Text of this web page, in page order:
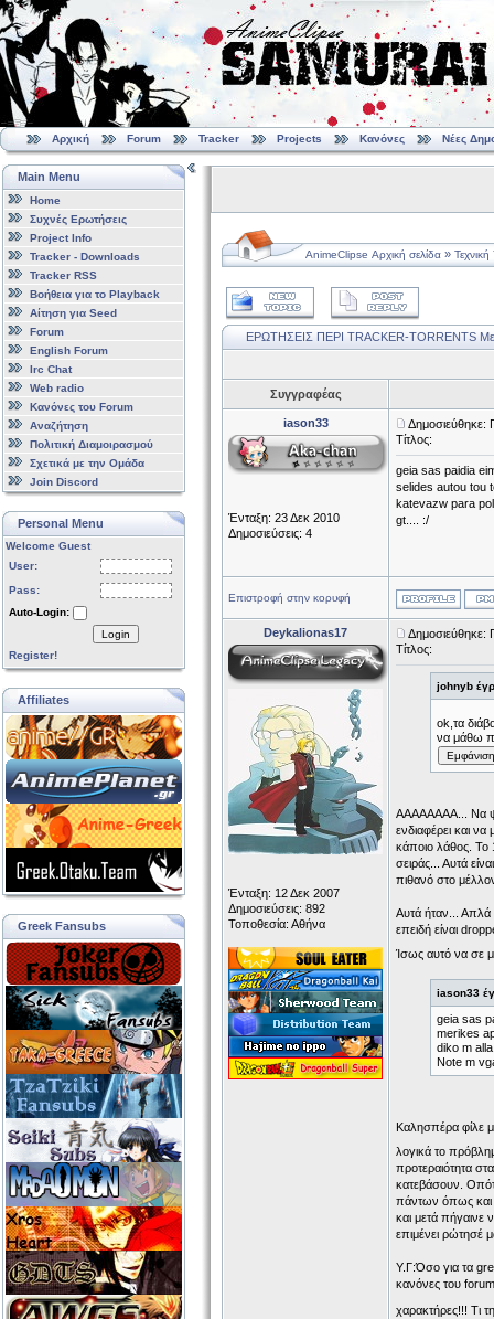
Αρχική Forum Tracker Projects Κανόνες Νέες
Main Menu
Home
Συχνές Ερωτήσεις
Project Info
Tracker - Downloads
Tracker RSS
Βοήθεια για το Playback
Αίτηση για Seed
Forum
English Forum
Irc Chat
Web radio
Κανόνες του Forum
Αναζήτηση
Πολιτική Διαμοιρασμού
Σχετικά με την Ομάδα
Join Discord
Personal Menu
Welcome Guest
User:
Pass:
Auto-Login:
Login
Register!
Affiliates
Greek Fansubs
AnimeClipse Αρχική σελίδα »
ΕΡΩΤΗΣΕΙΣ ΠΕΡΙ TRACKER-TORRENTS
Συγγραφέας
iason33
Ένταξη: 23 Δεκ 2010
Δημοσιεύσεις: 4
Δημοσιεύθηκε:
Τίτλος:
geia sas paidia
selides autou tou
katevazw para
gt.... :/
Επιστροφή στην κορυφή
Deykalionas17
Ένταξη: 12 Δεκ 2007
Δημοσιεύσεις: 892
Τοποθεσία: Αθήνα
Δημοσιεύθηκε:
Τίτλος:
johnyb
ok,τα
να μάθω
ΑΑΑΑΑΑΑΑ... Να
ενδιαφέρει και
κάποιο λάθος. Το
σειράς... Αυτά
πιθανό στο
Αυτά ήταν... Απλά
επειδή είναι
Ίσως αυτό να σε
iason33
geia sas
merikes
diko m
Note m
Καλησπέρα φίλε
λογικά το
προτεραιότητα
κατεβάσουν.
πάντων όπως και
και μετά πήγαινε
επιμένει ρώτησέ
Υ.Γ:Όσο για τα
κανόνες του
χαρακτήρες!!! Τι